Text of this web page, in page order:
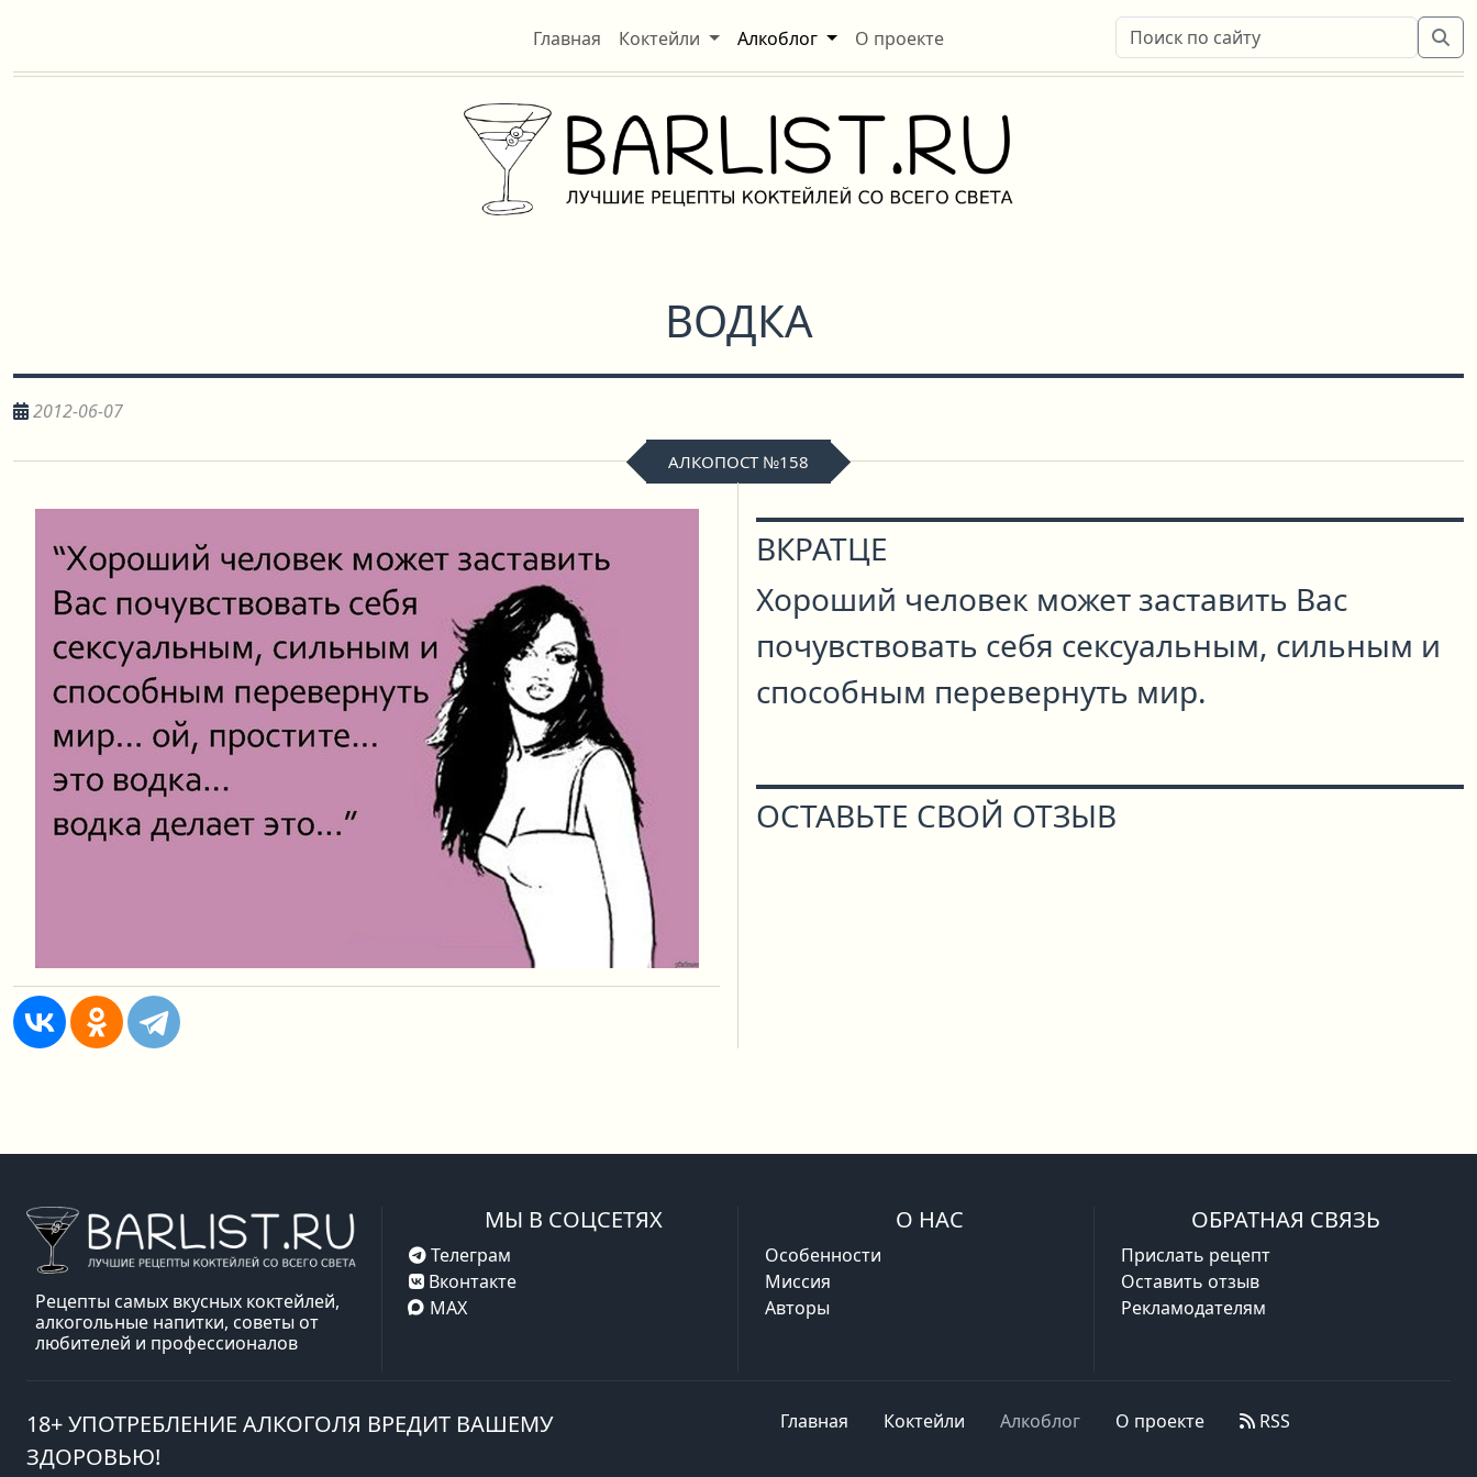
Главная Коктейли Алкоблог О проекте
ВОДКА
2012-06-07
АЛКОПОСТ №158
ВКРАТЦЕ
Хороший человек может заставить Вас
почувствовать себя сексуальным, сильным и
способным перевернуть мир.
ОСТАВЬТЕ СВОЙ ОТЗЫВ
Рецепты самых вкусных коктейлей,
алкогольные напитки, советы от
любителей и профессионалов
МЫ В СОЦСЕТЯХ
Телеграм
Вконтакте
MAX
О НАС
Особенности
Миссия
Авторы
ОБРАТНАЯ СВЯЗЬ
Прислать рецепт
Оставить отзыв
Рекламодателям
18+ УПОТРЕБЛЕНИЕ АЛКОГОЛЯ ВРЕДИТ ВАШЕМУ
ЗДОРОВЬЮ!
Главная Коктейли Алкоблог О проекте RSS